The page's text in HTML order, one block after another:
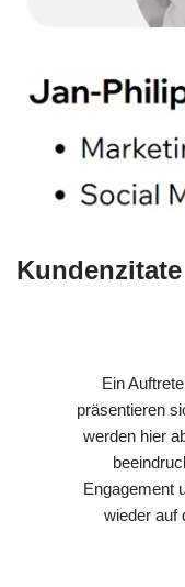
Kundenzitate
Ein
präsentieren
werden hier
Engagement
wieder auf